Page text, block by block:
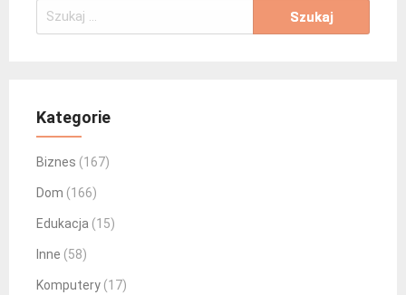
Szukaj:
Kategorie
Biznes (167)
Dom (166)
Edukacja (15)
Inne (58)
Komputery (17)